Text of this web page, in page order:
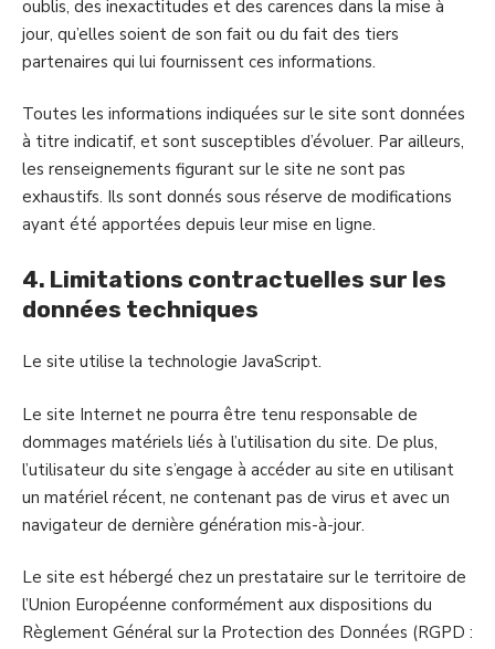
oublis, des inexactitudes et des carences dans la mise à
jour, qu’elles soient de son fait ou du fait des tiers
partenaires qui lui fournissent ces informations.
Toutes les informations indiquées sur le site sont données
à titre indicatif, et sont susceptibles d’évoluer. Par ailleurs,
les renseignements figurant sur le site ne sont pas
exhaustifs. Ils sont donnés sous réserve de modifications
ayant été apportées depuis leur mise en ligne.
4. Limitations contractuelles sur les
données techniques
Le site utilise la technologie JavaScript.
Le site Internet ne pourra être tenu responsable de
dommages matériels liés à l’utilisation du site. De plus,
l’utilisateur du site s’engage à accéder au site en utilisant
un matériel récent, ne contenant pas de virus et avec un
navigateur de dernière génération mis-à-jour.
Le site est hébergé chez un prestataire sur le territoire de
l’Union Européenne conformément aux dispositions du
Règlement Général sur la Protection des Données (RGPD :